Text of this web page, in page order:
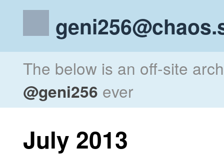
The below is an off-site
@geni256 ever
July 2013